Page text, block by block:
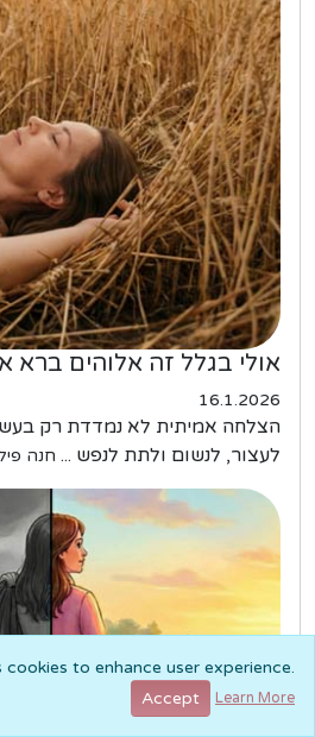
אולי בגלל זה אלוהים ברא
16.1.2026
הצלחה אמיתית לא נמדדת רק
לעצור, לנשום ולתת לנפש ... חנה
cookies to enhance user experience.
Learn More
Accept